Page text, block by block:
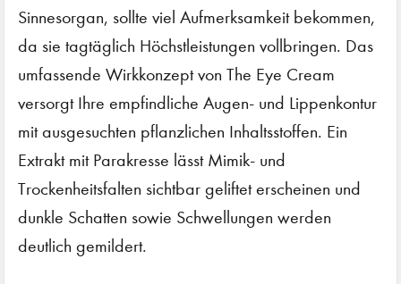
Sinnesorgan, sollte viel Aufmerksamkeit bekommen,
da sie tagtäglich Höchstleistungen vollbringen. Das
umfassende Wirkkonzept von The Eye Cream
versorgt Ihre empfindliche Augen- und Lippenkontur
mit ausgesuchten pflanzlichen Inhaltsstoffen. Ein
Extrakt mit Parakresse lässt Mimik- und
Trockenheitsfalten sichtbar geliftet erscheinen und
dunkle Schatten sowie Schwellungen werden
deutlich gemildert.